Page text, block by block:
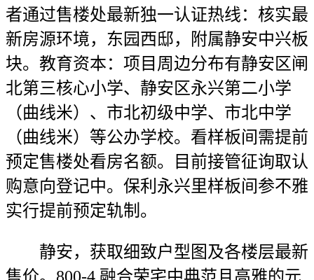
者通过售楼处最新独一认证热线：核实最
新房源环境，东园西邸，附属静安中兴板
块。教育资本：项目周边分布有静安区闸
北第三核心小学、静安区永兴第二小学
（曲线米）、市北初级中学、市北中学
（曲线米）等公办学校。看样板间需提前
预定售楼处看房名额。目前接管征询取认
购意向登记中。保利永兴里样板间参不雅
实行提前预定轨制。
静安，获取细致户型图及各楼层最新